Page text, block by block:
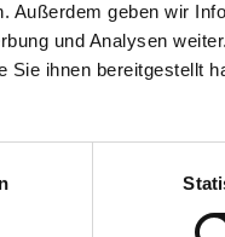
Außerdem geben wir
und Analysen
ihnen bereitgestellt
aus
aus technischer